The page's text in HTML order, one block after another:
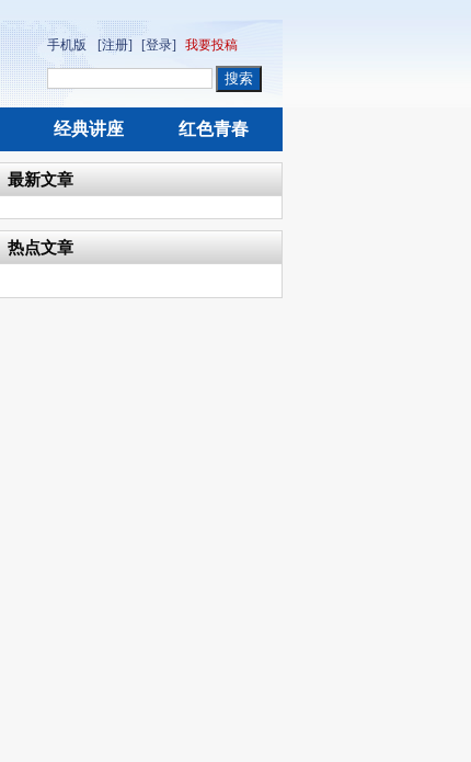
手机版 [注册] [登录] 我要投稿
经典讲座 红色青春
最新文章
热点文章